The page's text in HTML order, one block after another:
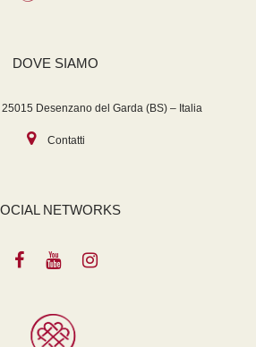
DOVE SIAMO
Desenzano del Garda (BS) – Italia
Contatti
NETWORKS